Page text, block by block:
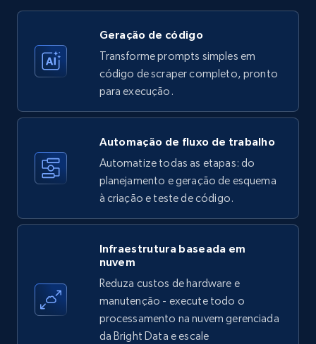
Amazon products - Collects products by
specific keywords
Title, Seller name, Brand, Description, Initial
35.2K+ 5.7K+ Comece grátis
Amazon products - find products by using
upc numbers
Title, Seller name, Brand, Description, Initial
price, Currency, Availability, Reviews count, and
more.
Geração de código
Transforme prompts simples em
código de scraper completo, pronto
para execução.
Automação de fluxo de trabalho
Automatize todas as etapas: do
planejamento e geração de esquema
à criação e teste de código.
Infraestrutura baseada em
nuvem
Reduza custos de hardware e
manutenção - execute todo o
processamento na nuvem gerenciada
da Bright Data e escale